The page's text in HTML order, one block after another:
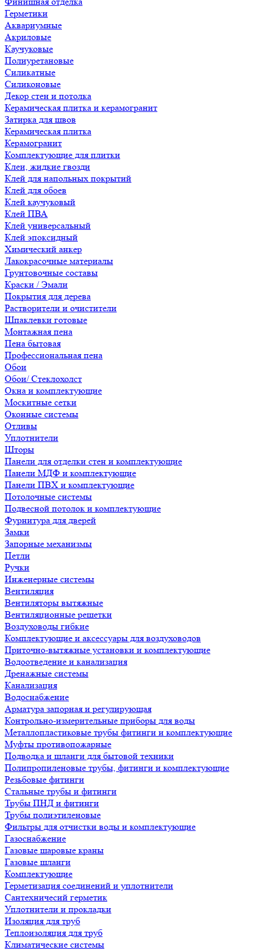
Герметики
Аквариумные
Акриловые
Каучуковые
Полиуретановые
Силикатные
Силиконовые
Декор стен и потолка
Керамическая плитка и керамогранит
Затирка для швов
Керамическая плитка
Керамогранит
Комплектующие для плитки
Клеи, жидкие гвозди
Клей для напольных покрытий
Клей для обоев
Клей каучуковый
Клей ПВА
Клей универсальный
Клей эпоксидный
Химический анкер
Лакокрасочные материалы
Грунтовочные составы
Краски / Эмали
Покрытия для дерева
Растворители и очистители
Шпаклевки готовые
Монтажная пена
Пена бытовая
Профессиональная пена
Обои
Обои/ Стеклохолст
Окна и комплектующие
Москитные сетки
Оконные системы
Отливы
Уплотнители
Шторы
Панели для отделки стен и комплектующие
Панели МДФ и комплектующие
Панели ПВХ и комплектующие
Потолочные системы
Подвесной потолок и комплектующие
Фурнитура для дверей
Замки
Запорные механизмы
Петли
Ручки
Инженерные системы
Вентиляция
Вентиляторы вытяжные
Вентиляционные решетки
Воздуховоды гибкие
Комплектующие и аксессуары для воздуховодов
Приточно-вытяжные установки и комплектующие
Водоотведение и канализация
Дренажные системы
Канализация
Водоснабжение
Арматура запорная и регулирующая
Контрольно-измерительные приборы для воды
Металлопластиковые трубы фитинги и комплектующие
Муфты противопожарные
Подводка и шланги для бытовой техники
Полипропиленовые трубы, фитинги и комплектующие
Резьбовые фитинги
Стальные трубы и фитинги
Трубы ПНД и фитинги
Трубы полиэтиленовые
Фильтры для отчистки воды и комплектующие
Газоснабжение
Газовые шаровые краны
Газовые шланги
Комплектующие
Герметизация соединений и уплотнители
Сантехничесий герметик
Уплотнители и прокладки
Изоляция для труб
Теплоизоляция для труб
Климатические системы